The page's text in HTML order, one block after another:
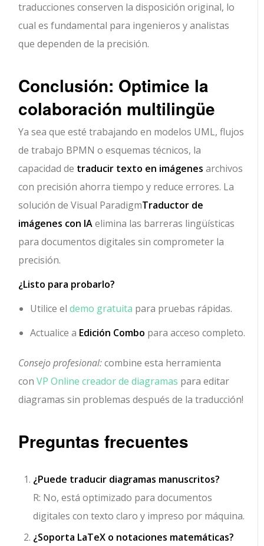
traducciones conserven la disposición original, lo
cual es fundamental para ingenieros y analistas
que dependen de la precisión.
Conclusión: Optimice la
colaboración multilingüe
Ya sea que esté trabajando en modelos UML, flujos
de trabajo BPMN o esquemas técnicos, la
capacidad de traducir texto en imágenes archivos
con precisión ahorra tiempo y reduce errores. La
solución de Visual ParadigmTraductor de
imágenes con IAelimina las barreras lingüísticas
para documentos digitales sin comprometer la
precisión.
¿Listo para probarlo?
Utilice eldemo gratuita para pruebas rápidas.
Actualice a Edición Combo para acceso completo.
Consejo profesional:combine esta herramienta
conVP Online creador de diagramas para editar
diagramas sin problemas después de la traducción!
Preguntas frecuentes
¿Puede traducir diagramas manuscritos?
R: No, está optimizado para documentos
digitales con texto claro y impreso por máquina.
¿Soporta LaTeX o notaciones matemáticas?